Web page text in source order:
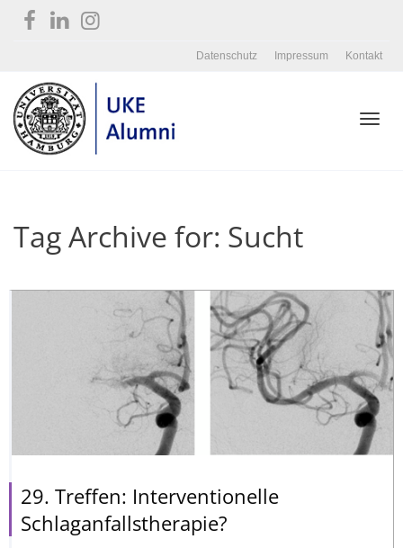
Datenschutz Impressum Kontakt
Tag Archive for: Sucht
29. Treffen: Interventionelle
Schlaganfallstherapie?